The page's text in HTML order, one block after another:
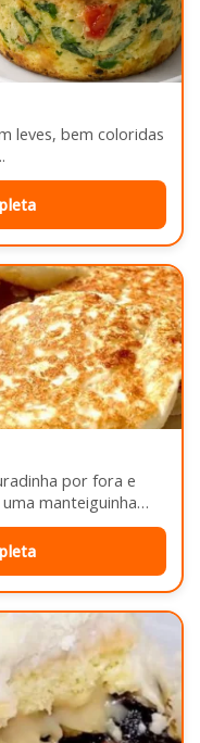
leves, bem coloridas
por fora e
manteiguinha